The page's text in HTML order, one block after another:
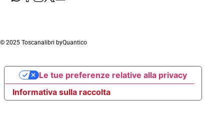
© 2025 Toscanalibri byQuantico
Informativa sulla raccolta
Le tue preferenze relative alla privacy